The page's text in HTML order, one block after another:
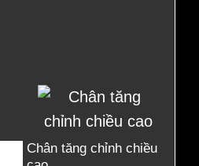
Chân tăng chỉnh chiều